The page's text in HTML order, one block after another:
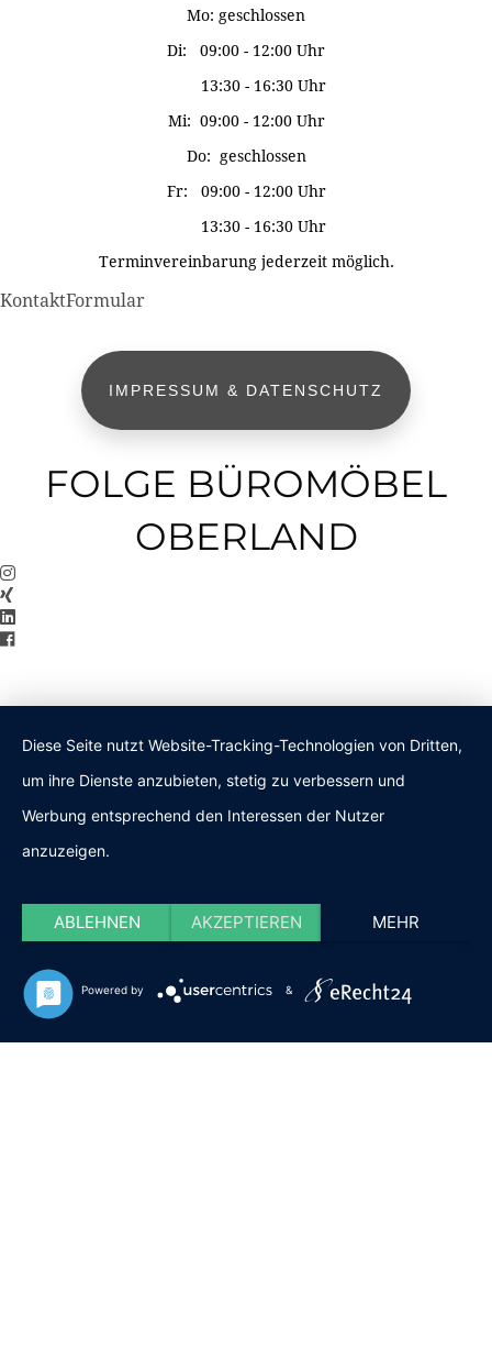
Mo: geschlossen
Di: 09:00 - 12:00 Uhr
13:30 - 16:30 Uhr
Mi: 09:00 - 12:00 Uhr
Do: geschlossen
Fr: 09:00 - 12:00 Uhr
13:30 - 16:30 Uhr
Terminvereinbarung jederzeit möglich.
KontaktFormular
IMPRESSUM & DATENSCHUTZ
FOLGE BÜROMÖBEL
OBERLAND
Diese Seite nutzt Website-Tracking-Technologien von Dritten,
um ihre Dienste anzubieten, stetig zu verbessern und
Werbung entsprechend den Interessen der Nutzer
anzuzeigen.
ABLEHNEN AKZEPTIEREN MEHR
Powered by &